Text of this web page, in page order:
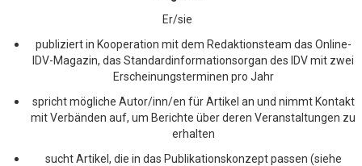
Er/sie
publiziert in Kooperation mit dem Redaktionsteam das Online-
IDV-Magazin, das Standardinformationsorgan des IDV mit zwei
Erscheinungsterminen pro Jahr
spricht mögliche Autor/inn/en für Artikel an und nimmt Kontakt
mit Verbänden auf, um Berichte über deren Veranstaltungen zu
erhalten
sucht Artikel, die in das Publikationskonzept passen (siehe